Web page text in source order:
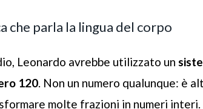
che parla la lingua del corpo
Leonardo avrebbe utilizzato un
120 . Non un numero qualunque: è
molte frazioni in numeri